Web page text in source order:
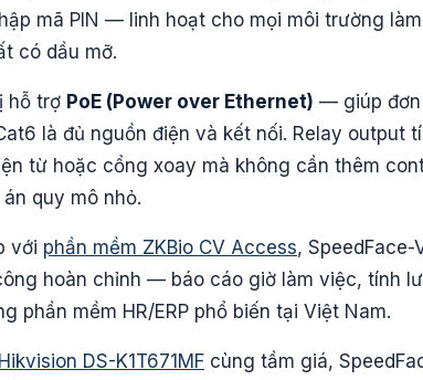
mã PIN — linh hoạt cho mọi môi trường
có dầu mỡ.
hỗ trợ PoE (Power over Ethernet) — giúp đơn
là đủ nguồn điện và kết nối. Relay output
từ hoặc cổng xoay mà không cần thêm
quy mô nhỏ.
với phần mềm ZKBio CV Access, SpeedFace-
hoàn chỉnh — báo cáo giờ làm việc, tính
phần mềm HR/ERP phổ biến tại Việt Nam.
Hikvision DS-K1T671MF cùng tầm giá,